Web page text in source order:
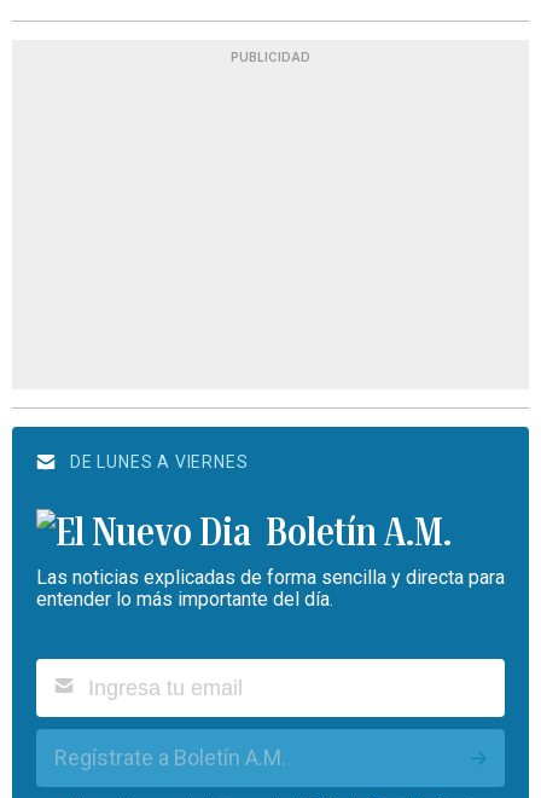
PUBLICIDAD
DE LUNES A VIERNES
Boletín A.M.
Las noticias explicadas de forma sencilla y directa para
entender lo más importante del día.
Regístrate a Boletín A.M.